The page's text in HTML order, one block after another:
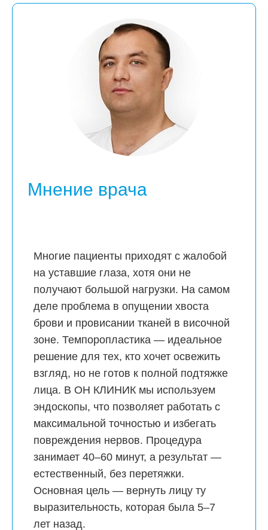
Мнение врача
Многие пациенты приходят с жалобой
на уставшие глаза, хотя они не
получают большой нагрузки. На самом
деле проблема в опущении хвоста
брови и провисании тканей в височной
зоне. Темпоропластика — идеальное
решение для тех, кто хочет освежить
взгляд, но не готов к полной подтяжке
лица. В ОН КЛИНИК мы используем
эндоскопы, что позволяет работать с
максимальной точностью и избегать
повреждения нервов. Процедура
занимает 40–60 минут, а результат —
естественный, без перетяжки.
Основная цель — вернуть лицу ту
выразительность, которая была 5–7
лет назад.